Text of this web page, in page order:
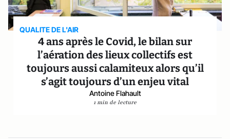
QUALITE DE L'AIR
4 ans après le Covid, le bilan sur
l’aération des lieux collectifs est
toujours aussi calamiteux alors qu’il
s’agit toujours d’un enjeu vital
Antoine Flahault
1 min de lecture